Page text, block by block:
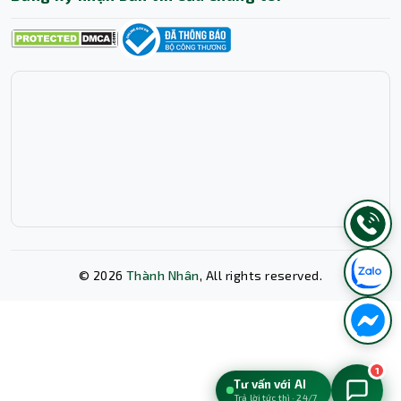
© 2026 Thành Nhân, All rights reserved.
Tư vấn với AI
Trả lời tức thì · 24/7
1